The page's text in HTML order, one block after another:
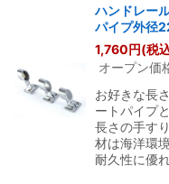
ハンドレー
パイプ外径
1,760円(税
オープン価
お好きな長
ートパイプ
長さの手す
材は海洋環
耐久性に優